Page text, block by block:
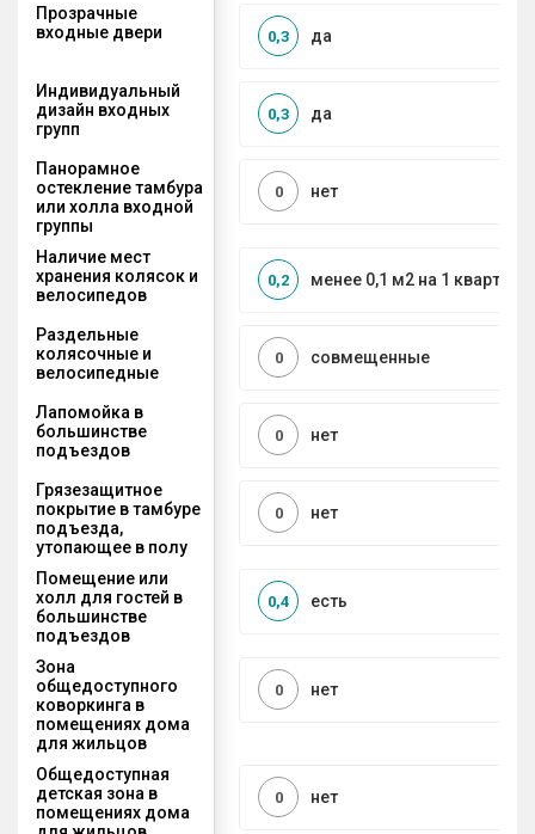
Прозрачные
входные двери
да
0,3
Индивидуальный
дизайн входных
групп
да
0,3
Панорамное
остекление тамбура
или холла входной
группы
нет
0
Наличие мест
хранения колясок и
велосипедов
менее 0,1 м2 на 1 квартиру
0,2
Раздельные
колясочные и
велосипедные
совмещенные
0
Лапомойка в
большинстве
подъездов
нет
0
Грязезащитное
покрытие в тамбуре
подъезда,
утопающее в полу
нет
0
Помещение или
холл для гостей в
большинстве
подъездов
есть
0,4
Зона
общедоступного
коворкинга в
помещениях дома
для жильцов
нет
0
Общедоступная
детская зона в
помещениях дома
нет
0